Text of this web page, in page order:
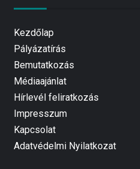
Kezdőlap
Pályázatírás
Bemutatkozás
Médiaajánlat
Hírlevél feliratkozás
Impresszum
Kapcsolat
Adatvédelmi Nyilatkozat